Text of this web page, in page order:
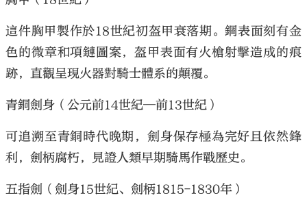
這件胸甲製作於18世紀初盔甲衰落期。鋼表面刻有金
色的微章和項鏈圖案，盔甲表面有火槍射擊造成的痕
跡，直觀呈現火器對騎士體系的顛覆。
青銅劍身（公元前14世紀─前13世紀）
可追溯至青銅時代晚期，劍身保存極為完好且依然鋒
利，劍柄腐朽，見證人類早期騎馬作戰歷史。
五指劍（劍身15世紀、劍柄1815-1830年）